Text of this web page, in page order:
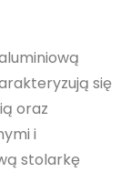
się
oraz
i
stolarkę